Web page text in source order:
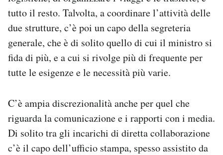
tutto il resto. Talvolta, a coordinare l’attività delle
due strutture, c’è poi un capo della segreteria
generale, che è di solito quello di cui il ministro si
fida di più, e a cui si rivolge più di frequente per
tutte le esigenze e le necessità più varie.
C’è ampia discrezionalità anche per quel che
riguarda la comunicazione e i rapporti con i media.
Di solito tra gli incarichi di diretta collaborazione
c’è il capo dell’ufficio stampa, spesso assistito da